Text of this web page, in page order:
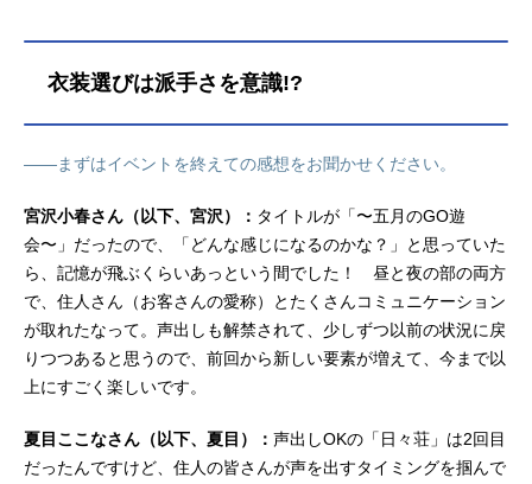
時には歌って踊ったりと笑顔あふれ
繰り広げられます。今回は夜の部の
快なコントに会場からは拍手喝采！
「朗読劇」からスタート。今回の物
語は、日々荘の共有スペースで日向
さん主催のパーティーを行うという
お話です。会場全体に届くような大
きな声で日向さんは「本日はお集ま
りいただき、ありがとうございまー
と相川さんからするどいツッコミ...
衣装選びは派手さを意識!?
――まずはイベントを終えての感想をお聞かせください。
宮沢小春さん（以下、宮沢）： タイトルが「〜五⽉のGO遊
会〜」だったので、「どんな感じになるのかな？」と思っていた
ら、記憶が飛ぶくらいあっという間でした！ 昼と夜の部の両方
で、住人さん（お客さんの愛称）とたくさんコミュニケーション
が取れたなって。声出しも解禁されて、少しずつ以前の状況に戻
りつつあると思うので、前回から新しい要素が増えて、今まで以
上にすごく楽しいです。
夏目ここなさん（以下、夏目）： 声出しOKの「日々荘」は2回目
だったんですけど、住人の皆さんが声を出すタイミングを掴んで